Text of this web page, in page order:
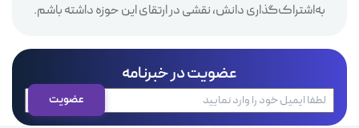
به‌اشتراک‌گذاری دانش، نقشی در ارتقای این حوزه داشته باشم.
عضویت در خبرنامه